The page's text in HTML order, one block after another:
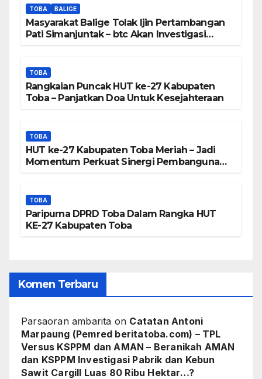
Pardede : Kami Tidak Miliki
Peta DTA – Tanda Tangan
Masyarakat Diduga
TOBA BALIGE
Masyarakat Balige Tolak Ijin Pertambangan
Pati Simanjuntak – btc Akan Investigasi
TOBA
Rangkaian Puncak HUT ke-27 Kabupaten
Toba – Panjatkan Doa Untuk Kesejahteraan
TOBA
HUT ke-27 Kabupaten Toba Meriah – Jadi
Momentum Perkuat Sinergi Pembangunan
TOBA
Paripurna DPRD Toba Dalam Rangka HUT
KE-27 Kabupaten Toba
Komen Terbaru
Parsaoran ambarita on Catatan Antoni
Marpaung (Pemred beritatoba.com) – TPL
Versus KSPPM dan AMAN – Beranikah AMAN
dan KSPPM Investigasi Pabrik dan Kebun
Sawit Cargill Luas 80 Ribu Hektar…?